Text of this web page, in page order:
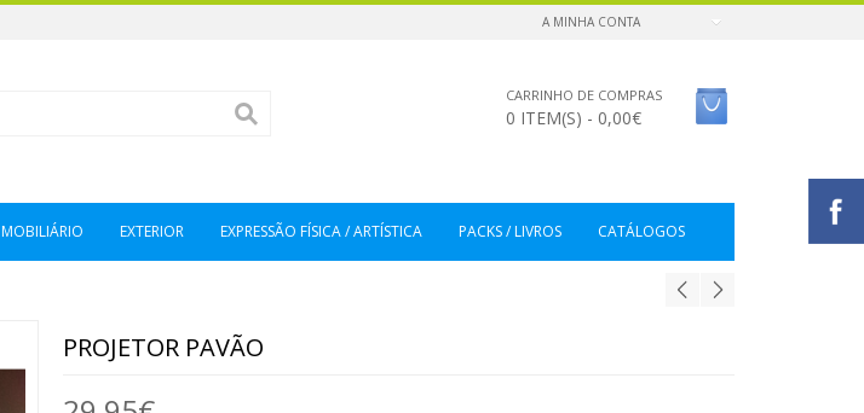
A MINHA CONTA
CARRINHO DE COMPRAS
0 ITEM(S) - 0,00€
MOBILIÁRIO EXTERIOR EXPRESSÃO FÍSICA / ARTÍSTICA PACKS / LIVROS CATÁLOGOS
PROJETOR PAVÃO